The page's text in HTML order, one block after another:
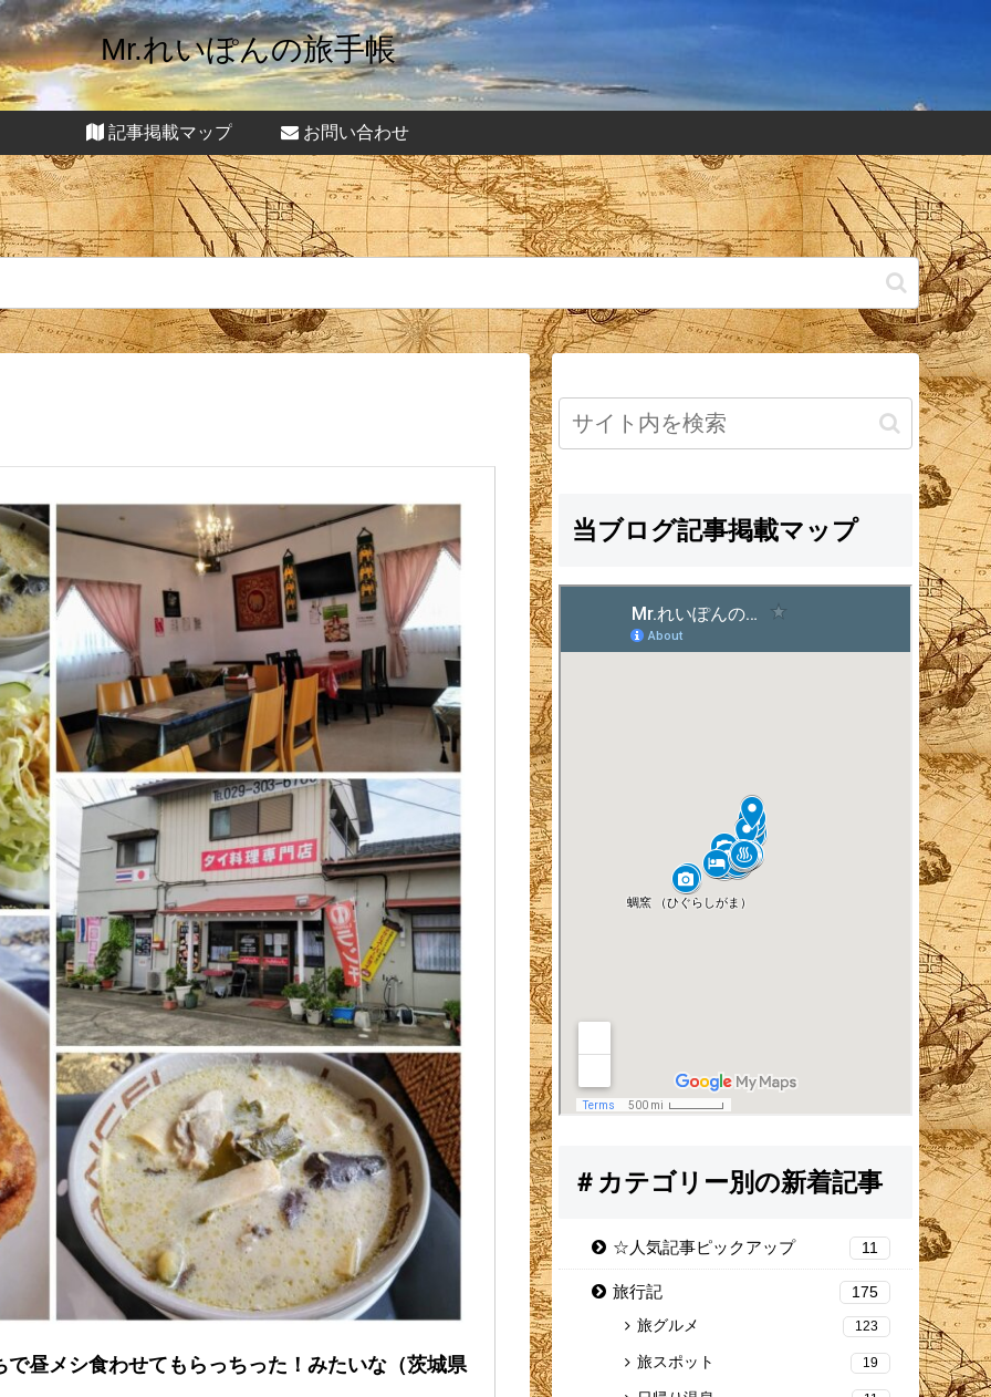
Mr.れいぽんの旅手帳
記事掲載マップ お問い合わせ
昼メシ食わせてもらっちった！みたいな（茨城県
当ブログ記事掲載マップ
＃カテゴリー別の新着記事
☆人気記事ピックアップ 11
旅行記
175
旅グルメ
123
旅スポット 19